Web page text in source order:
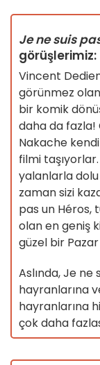
Je ne suis
görüşlerimiz:
Vincent
görünmez
bir komik
daha da fazla!
Nakache
filmi
yalanlarla
zaman sizi
pas un Héros,
olan en geniş
güzel bir
Aslında, Je
hayranlarına
hayranlarına
çok daha